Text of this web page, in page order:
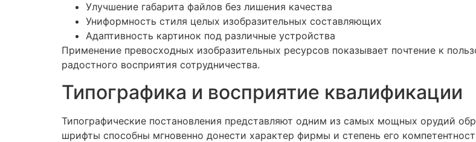
Улучшение габарита файлов без лишения качества
Униформность стиля целых изобразительных составляющих
Адаптивность картинок под различные устройства
Применение превосходных изобразительных ресурсов показывает почтение к
радостного восприятия сотрудничества.
Типографика и восприятие квалификации
Типографические постановления представляют одним из самых мощных орудий
шрифты способны мгновенно донести характер фирмы и степень его